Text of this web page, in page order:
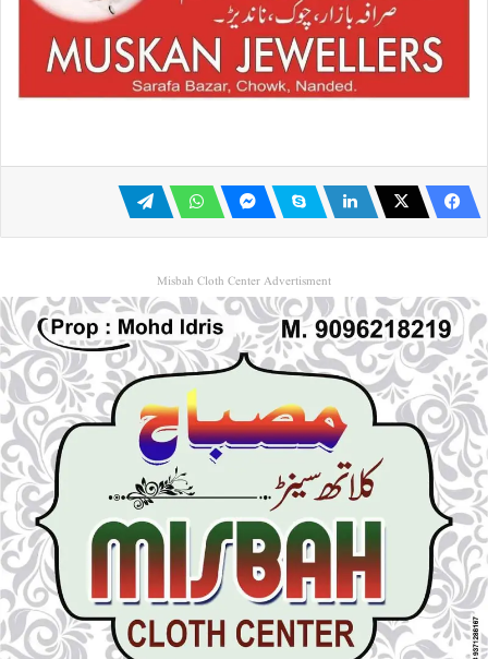
Misbah Cloth Center Advertisment